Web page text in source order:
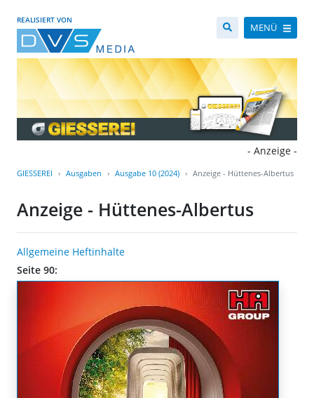
REALISIERT VON
MENÜ
- Anzeige -
GIESSEREI Ausgaben Ausgabe 10 (2024) Anzeige - Hüttenes-Albertus
Anzeige - Hüttenes-Albertus
Allgemeine Heftinhalte
Seite 90: